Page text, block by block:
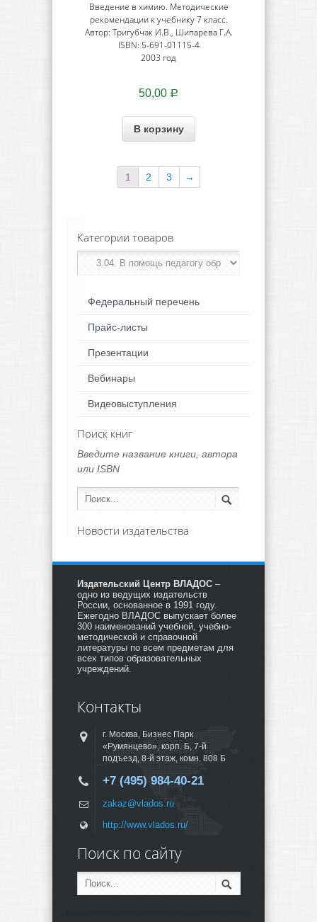
Введение в химию. Методические
рекомендации к учебнику 7 класс.
Автор: Тригубчак И.В., Шипарева Г.А.
ISBN: 5-691-01115-4
2003 год
50,00 Р
В корзину
1 2 3 →
Категории товаров
Федеральный перечень
Прайс-листы
Презентации
Вебинары
Видеовыступления
Поиск книг
Введите название книги, автора
или ISBN
Новости издательства
Издательский Центр ВЛАДОС –
одно из ведущих издательств
России, основанное в 1991 году.
Ежегодно ВЛАДОС выпускает более
300 наименований учебной, учебно-
методической и справочной
литературы по всем предметам для
всех типов образовательных
учреждений.
Контакты
г. Москва, Бизнес Парк
«Румянцево», корп. Б, 7-й
подъезд, 8-й этаж, комн. 808 Б
+7 (495) 984-40-21
zakaz@vlados.ru
http://www.vlados.ru/
Поиск по сайту